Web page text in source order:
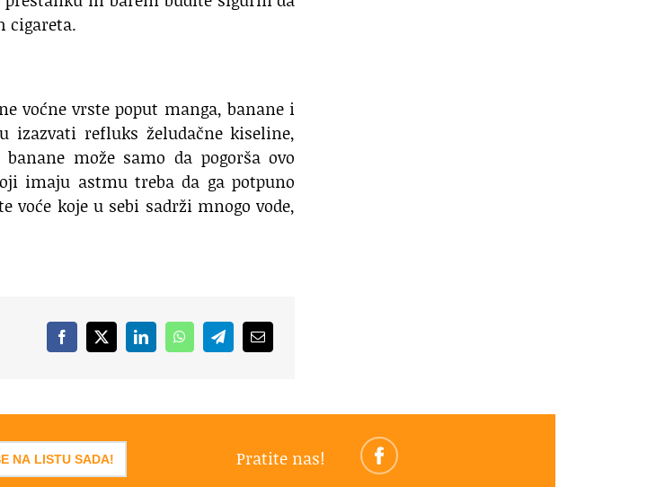
cigareta.
voćne vrste poput manga, banane i
izazvati refluks želudačne kiseline,
može samo da pogorša ovo
imaju astmu treba da ga potpuno
voće koje u sebi sadrži mnogo vode,
Facebook
X LinkedInWhatsAppTelegramEmail
NA LISTU SADA! Pratite nas!